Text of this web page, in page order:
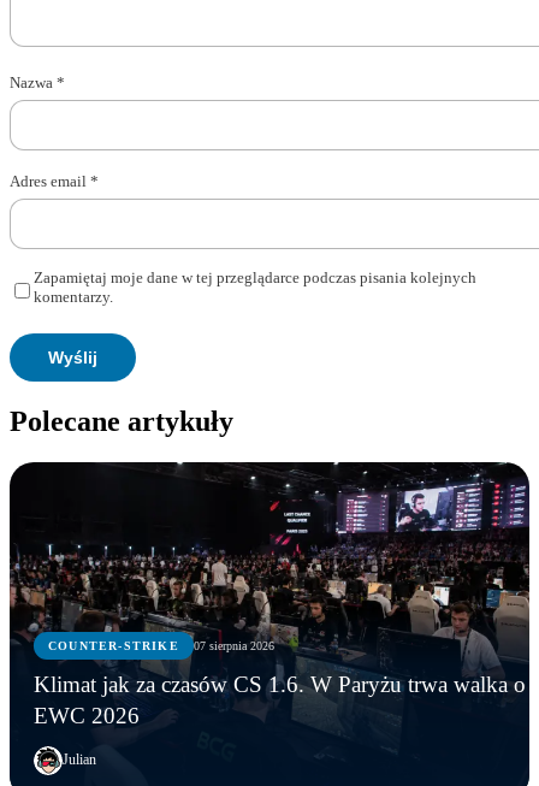
Nazwa *
Adres email *
Zapamiętaj moje dane w tej przeglądarce podczas pisania kolejnych
komentarzy.
Polecane artykuły
COUNTER-STRIKE 07 sierpnia 2026
Klimat jak za czasów CS 1.6. W Paryżu trwa walka o
EWC 2026
Julian